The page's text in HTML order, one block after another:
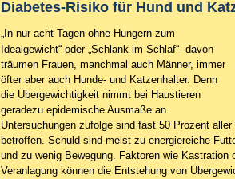
Diabetes-Risiko für Hund und
„In nur acht Tagen ohne Hungern zum
Idealgewicht“ oder „Schlank im Schlaf“- davon
träumen Frauen, manchmal auch Männer, immer
öfter aber auch Hunde- und Katzenhalter. Denn
die Übergewichtigkeit nimmt bei Haustieren
geradezu epidemische Ausmaße an.
Untersuchungen zufolge sind fast 50 Prozent
betroffen. Schuld sind meist zu energiereiche
und zu wenig Bewegung. Faktoren wie Kastration
Veranlagung können die Entstehung von